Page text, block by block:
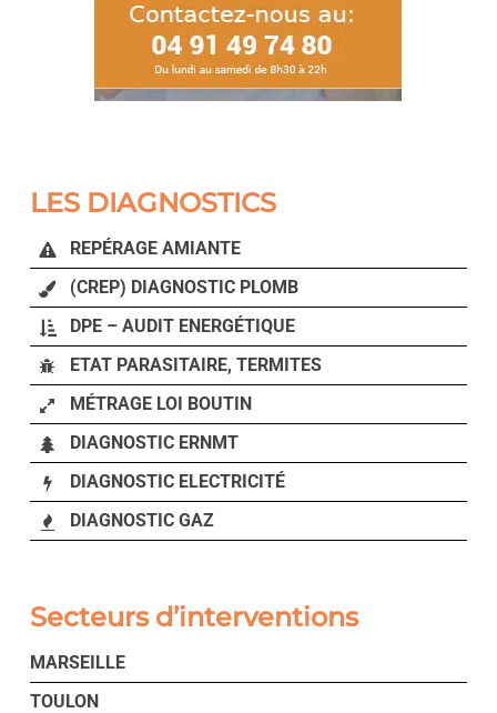
LES DIAGNOSTICS
REPÉRAGE AMIANTE
(CREP) DIAGNOSTIC PLOMB
DPE – AUDIT ENERGÉTIQUE
ETAT PARASITAIRE, TERMITES
MÉTRAGE LOI BOUTIN
DIAGNOSTIC ERNMT
DIAGNOSTIC ELECTRICITÉ
DIAGNOSTIC GAZ
Secteurs d’interventions
MARSEILLE
TOULON